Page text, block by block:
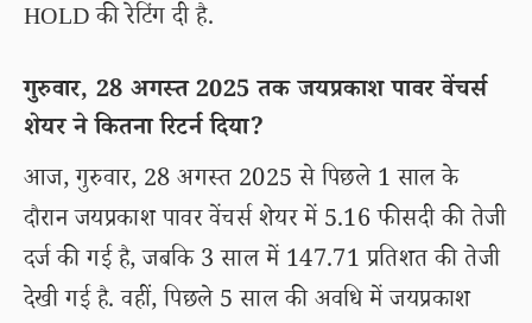
HOLD की रेटिंग दी है.
गुरुवार, 28 अगस्त 2025 तक जयप्रकाश पावर वेंचर्स
शेयर ने कितना रिटर्न दिया?
आज, गुरुवार, 28 अगस्त 2025 से पिछले 1 साल के
दौरान जयप्रकाश पावर वेंचर्स शेयर में 5.16 फीसदी की तेजी
दर्ज की गई है, जबकि 3 साल में 147.71 प्रतिशत की तेजी
देखी गई है. वहीं, पिछले 5 साल की अवधि में जयप्रकाश